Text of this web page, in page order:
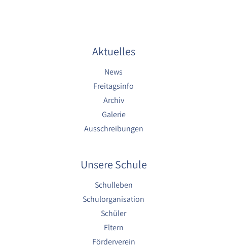
Aktuelles
News
Freitagsinfo
Archiv
Galerie
Ausschreibungen
Unsere Schule
Schulleben
Schulorganisation
Schüler
Eltern
Förderverein
YouTube dienen der Erfassung von
Benutzerinteraktionen mit eingebetteten
und Benutzererfahrung.